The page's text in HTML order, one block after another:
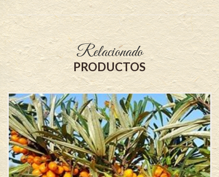
Relacionado
PRODUCTOS